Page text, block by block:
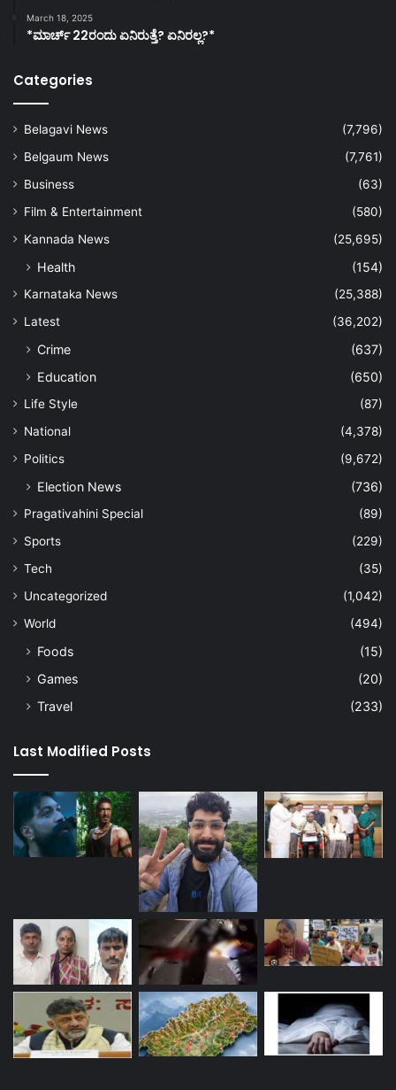
March 18, 2025
*ಮಾರ್ಚ್ 22ರಂದು ಏನಿರುತ್ತೆ? ಏನಿರಲ್ಲ?*
Categories
Belagavi News
(7,796)
Belgaum News
(7,761)
Business
(63)
Film & Entertainment
(580)
Kannada News
(25,695)
Health (154)
Karnataka News
(25,388)
Latest
(36,202)
Crime
(637)
Education
(650)
Life Style
(87)
National
(4,378)
Politics
(9,672)
Election News (736)
Pragativahini Special
(89)
Sports
(229)
Tech
(35)
Uncategorized
(1,042)
World
(494)
Foods
(15)
Games
(20)
Travel
(233)
Last Modified Posts